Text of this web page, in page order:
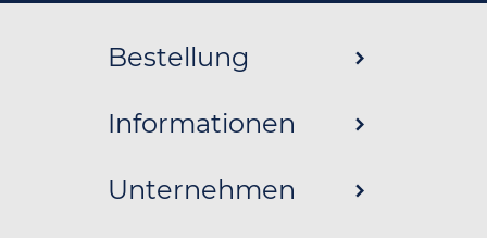
Bestellung
Informationen
Unternehmen